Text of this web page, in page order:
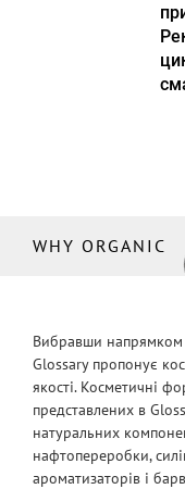
WHY ORGANIC
Вибравши напрямком
Glossary пропонує
якості. Косметичні
представлених в
натуральних
нафтопереробки,
ароматизаторів і